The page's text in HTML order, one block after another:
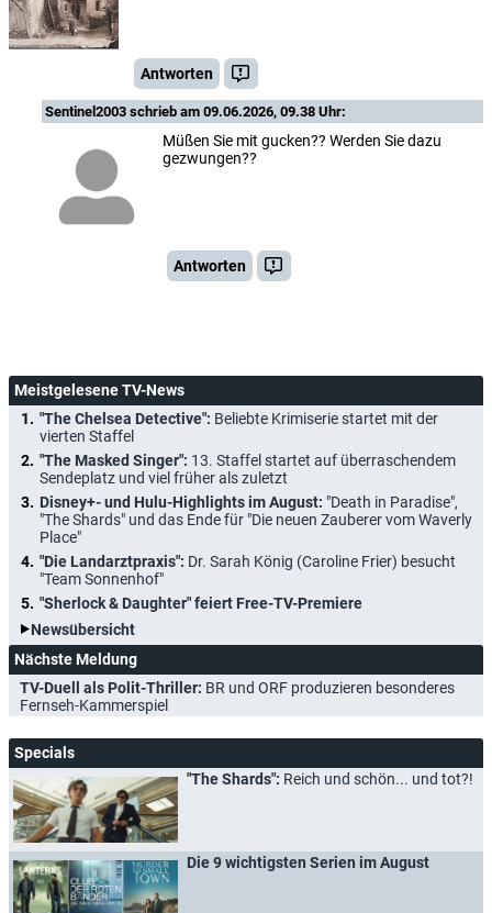
Antworten
Sentinel2003 schrieb am 09.06.2026, 09.38 Uhr:
Müßen Sie mit gucken?? Werden Sie dazu
gezwungen??
Antworten
Meistgelesene TV-News
"The Chelsea Detective": Beliebte Krimiserie startet mit der
vierten Staffel
"The Masked Singer": 13. Staffel startet auf überraschendem
Sendeplatz und viel früher als zuletzt
Disney+- und Hulu-Highlights im August: "Death in Paradise",
"The Shards" und das Ende für "Die neuen Zauberer vom Waverly
Place"
"Die Landarztpraxis": Dr. Sarah König (Caroline Frier) besucht
"Team Sonnenhof"
"Sherlock & Daughter" feiert Free-TV-Premiere
Newsübersicht
Nächste Meldung
TV-Duell als Polit-Thriller: BR und ORF produzieren besonderes
Fernseh-Kammerspiel
Specials
"The Shards": Reich und schön... und tot?!
Die 9 wichtigsten Serien im August